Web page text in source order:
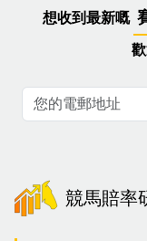
想收到最新嘅
競馬賠率